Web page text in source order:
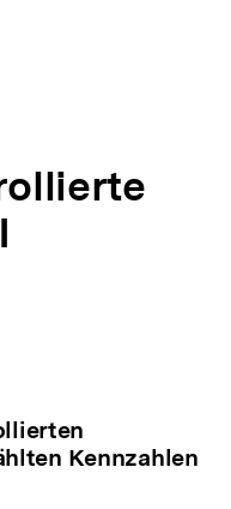
Kennzahlen